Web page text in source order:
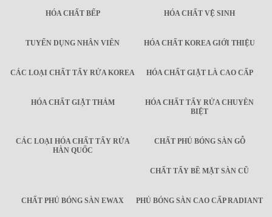
HÓA CHẤT BẾP HÓA CHẤT VỆ SINH
TUYỂN DỤNG NHÂN VIÊN HÓA CHẤT KOREA GIỚI THIỆU
CÁC LOẠI CHẤT TẨY RỬA KOREA HÓA CHẤT GIẶT LÀ CAO CẤP
HÓA CHẤT GIẶT THẢM
HÓA CHẤT TẨY RỬA CHUYÊN
BIỆT
CÁC LOẠI HÓA CHẤT TẨY RỬA
HÀN QUỐC
CHẤT PHỦ BÓNG SÀN GỖ
CHẤT TẨY BỀ MẶT SÀN CŨ
CHẤT PHỦ BÓNG SÀN EWAX PHỦ BÓNG SÀN CAO CẤP RADIANT